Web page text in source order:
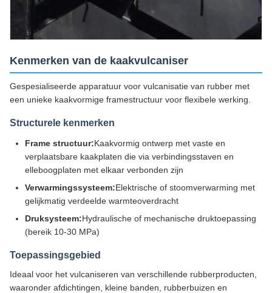
Kenmerken van de kaakvulcaniser
Gespesialiseerde apparatuur voor vulcanisatie van rubber met
een unieke kaakvormige framestructuur voor flexibele werking.
Structurele kenmerken
Frame structuur:Kaakvormig ontwerp met vaste en
verplaatsbare kaakplaten die via verbindingsstaven en
elleboogplaten met elkaar verbonden zijn
Verwarmingssysteem:Elektrische of stoomverwarming met
gelijkmatig verdeelde warmteoverdracht
Druksysteem:Hydraulische of mechanische druktoepassing
(bereik 10-30 MPa)
Toepassingsgebied
Ideaal voor het vulcaniseren van verschillende rubberproducten,
waaronder afdichtingen, kleine banden, rubberbuizen en